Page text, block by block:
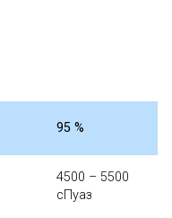
95 %
4500 – 5500
сПуаз